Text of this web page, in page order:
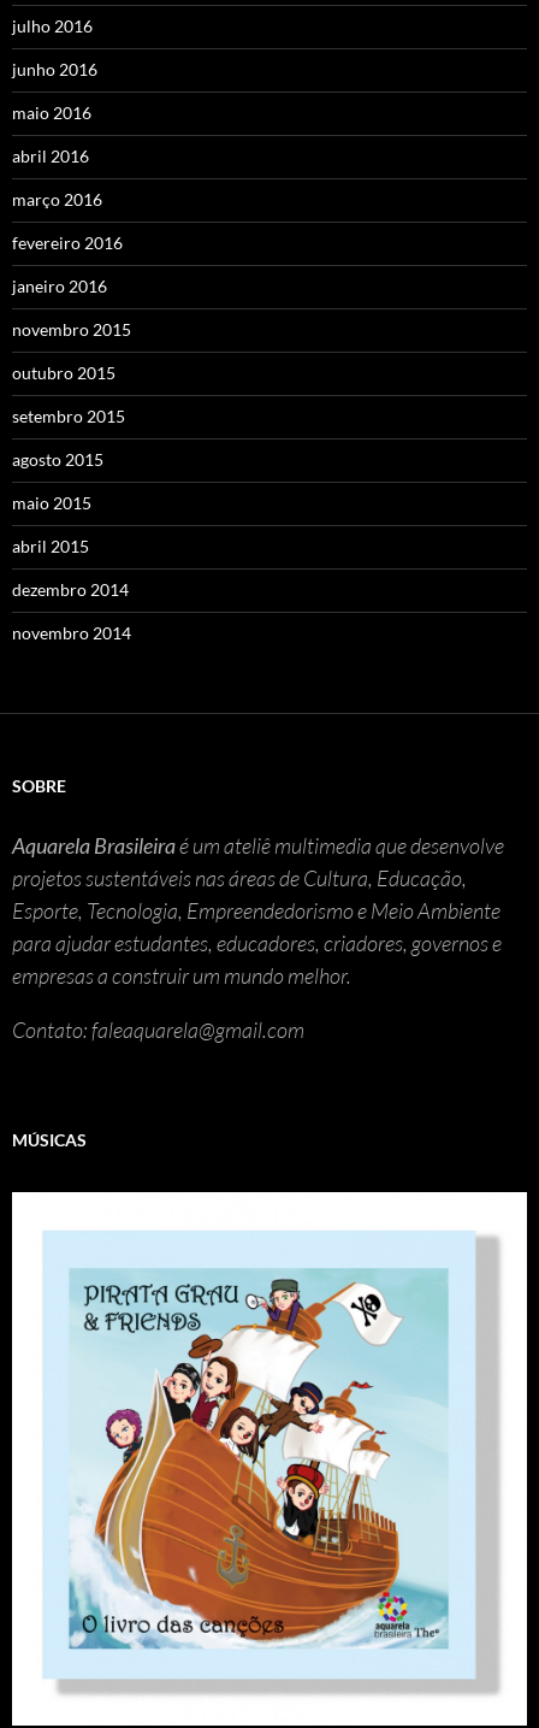
julho 2016
junho 2016
maio 2016
abril 2016
março 2016
fevereiro 2016
janeiro 2016
novembro 2015
outubro 2015
setembro 2015
agosto 2015
maio 2015
abril 2015
dezembro 2014
novembro 2014
SOBRE
Aquarela Brasileiraé um ateliê multimedia que desenvolve
projetos sustentáveis nas áreas de Cultura, Educação,
Esporte, Tecnologia, Empreendedorismo e Meio Ambiente
para ajudar estudantes, educadores, criadores, governos e
empresas a construir um mundo melhor.
Contato: faleaquarela@gmail.com
MÚSICAS